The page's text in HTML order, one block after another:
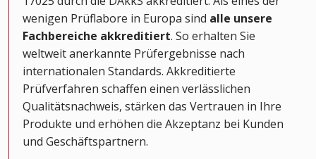
wenigen Prüflabore in Europa sind alle unsere
Fachbereiche akkreditiert. So erhalten Sie
weltweit anerkannte Prüfergebnisse nach
internationalen Standards. Akkreditierte
Prüfverfahren schaffen einen verlässlichen
Qualitätsnachweis, stärken das Vertrauen in Ihre
Produkte und erhöhen die Akzeptanz bei Kunden
und Geschäftspartnern.